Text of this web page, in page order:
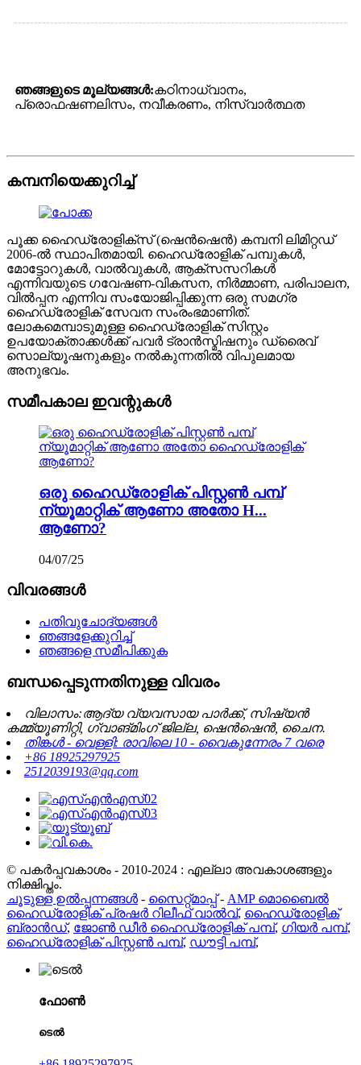
ഞങ്ങളുടെ മൂല്യങ്ങൾ:കഠിനാധ്വാനം,
പ്രൊഫഷണലിസം, നവീകരണം, നിസ്വാർത്ഥത
കമ്പനിയെക്കുറിച്ച്
പൂക്ക ഹൈഡ്രോളിക്സ് (ഷെൻഷെൻ) കമ്പനി ലിമിറ്റഡ്
2006-ൽ സ്ഥാപിതമായി. ഹൈഡ്രോളിക് പമ്പുകൾ,
മോട്ടോറുകൾ, വാൽവുകൾ, ആക്‌സസറികൾ
എന്നിവയുടെ ഗവേഷണ-വികസന, നിർമ്മാണ, പരിപാലന,
വിൽപ്പന എന്നിവ സംയോജിപ്പിക്കുന്ന ഒരു സമഗ്ര
ഹൈഡ്രോളിക് സേവന സംരംഭമാണിത്.
ലോകമെമ്പാടുമുള്ള ഹൈഡ്രോളിക് സിസ്റ്റം
ഉപയോക്താക്കൾക്ക് പവർ ട്രാൻസ്മിഷനും ഡ്രൈവ്
സൊല്യൂഷനുകളും നൽകുന്നതിൽ വിപുലമായ
അനുഭവം.
സമീപകാല ഇവന്റുകൾ
ഒരു ഹൈഡ്രോളിക് പിസ്റ്റൺ പമ്പ്
ന്യൂമാറ്റിക് ആണോ അതോ H...
ആണോ?
04/07/25
വിവരങ്ങൾ
പതിവുചോദ്യങ്ങൾ
ഞങ്ങളേക്കുറിച്ച്
ഞങ്ങളെ സമീപിക്കുക
ബന്ധപ്പെടുന്നതിനുള്ള വിവരം
വിലാസം:ആദ്യ വ്യവസായ പാർക്ക്, സിഷ്യൻ
കമ്മ്യൂണിറ്റി, ഗ്വാങ്മിംഗ് ജില്ല, ഷെൻ‌ഷെൻ, ചൈന.
തിങ്കൾ - വെള്ളി: രാവിലെ 10 - വൈകുന്നേരം 7 വരെ
+86 18925297925
2512039193@qq.com
© പകർപ്പവകാശം - 2010-2024 : എല്ലാ അവകാശങ്ങളും
നിക്ഷിപ്തം.
ചൂടുള്ള ഉൽപ്പന്നങ്ങൾ - സൈറ്റ്മാപ്പ്- AMP മൊബൈൽ
ഹൈഡ്രോളിക് പ്രഷർ റിലീഫ് വാൽവ്, ഹൈഡ്രോളിക്
ബ്രാൻഡ്, ജോൺ ഡീർ ഹൈഡ്രോളിക് പമ്പ്, ഗിയർ പമ്പ്,
ഹൈഡ്രോളിക് പിസ്റ്റൺ പമ്പ്, ഡൗട്ടി പമ്പ്,
ഫോൺ
ടെൽ